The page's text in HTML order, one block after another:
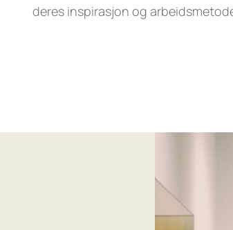
deres inspirasjon og